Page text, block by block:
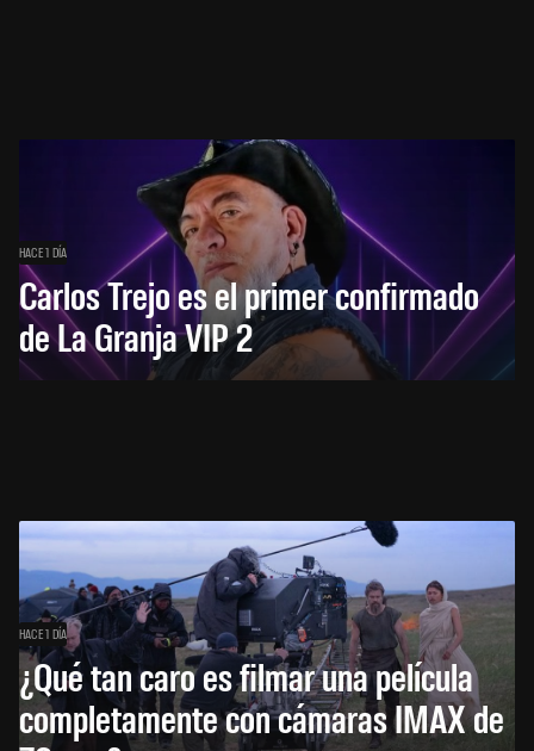
HACE 1 DÍA
Carlos Trejo es el primer confirmado
de La Granja VIP 2
HACE 1 DÍA
¿Qué tan caro es filmar una película
completamente con cámaras IMAX de